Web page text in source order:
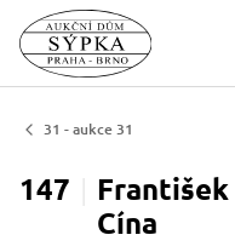
31 - aukce 31
147 František
Cína